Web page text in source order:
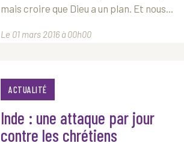
mais croire que Dieu a un plan. Et nous...
Le 01 mars 2016 à 00h00
ACTUALITÉ
Inde : une attaque par jour
contre les chrétiens